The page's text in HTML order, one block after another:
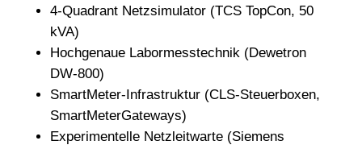
4-Quadrant Netzsimulator (TCS TopCon, 50
kVA)
Hochgenaue Labormesstechnik (Dewetron
DW-800)
SmartMeter-Infrastruktur (CLS-Steuerboxen,
SmartMeterGateways)
Experimentelle Netzleitwarte (Siemens